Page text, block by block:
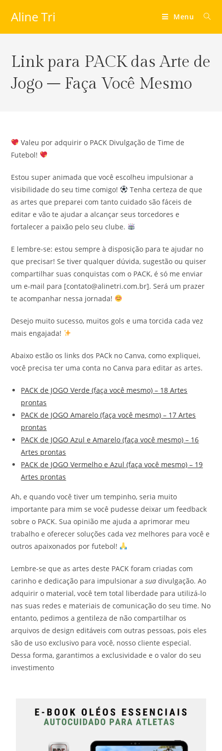
Aline Tri Menu
Link para PACK das Arte de
Jogo – Faça Você Mesmo
Valeu por adquirir o PACK Divulgação de Time de
Futebol!
Estou super animada que você escolheu impulsionar a
visibilidade do seu time comigo!
Tenha certeza de que
as artes que preparei com tanto cuidado são fáceis de
editar e vão te ajudar a alcançar seus torcedores e
fortalecer a paixão pelo seu clube.
E lembre-se: estou sempre à disposição para te ajudar no
que precisar! Se tiver qualquer dúvida, sugestão ou quiser
compartilhar suas conquistas com o PACK, é só me enviar
um e-mail para [contato@alinetri.com.br]. Será um prazer
te acompanhar nessa jornada!
Desejo muito sucesso, muitos gols e uma torcida cada vez
mais engajada!
Abaixo estão os links dos PACk no Canva, como expliquei,
você precisa ter uma conta no Canva para editar as artes.
PACK de JOGO Verde (faça você mesmo) – 18 Artes
prontas
PACK de JOGO Amarelo (faça você mesmo) – 17 Artes
prontas
PACK de JOGO Azul e Amarelo (faça você mesmo) – 16
Artes prontas
PACK de JOGO Vermelho e Azul (faça você mesmo) – 19
Artes prontas
Ah, e quando você tiver um tempinho, seria muito
importante para mim se você pudesse deixar um feedback
sobre o PACK. Sua opinião me ajuda a aprimorar meu
trabalho e oferecer soluções cada vez melhores para você e
outros apaixonados por futebol!
Lembre-se que as artes deste PACK foram criadas com
carinho e dedicação para impulsionar asua divulgação. Ao
adquirir o material, você tem total liberdade para utilizá-lo
nas suas redes e materiais de comunicação do seu time. No
entanto, pedimos a gentileza de não compartilhar os
arquivos de design editáveis com outras pessoas, pois eles
são de uso exclusivo para você, nosso cliente especial.
Dessa forma, garantimos a exclusividade e o valor do seu
investimento